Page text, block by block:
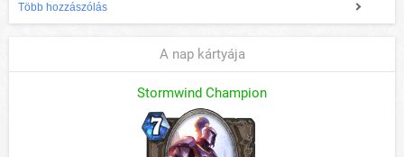
Több hozzászólás
A nap kártyája
Stormwind Champion